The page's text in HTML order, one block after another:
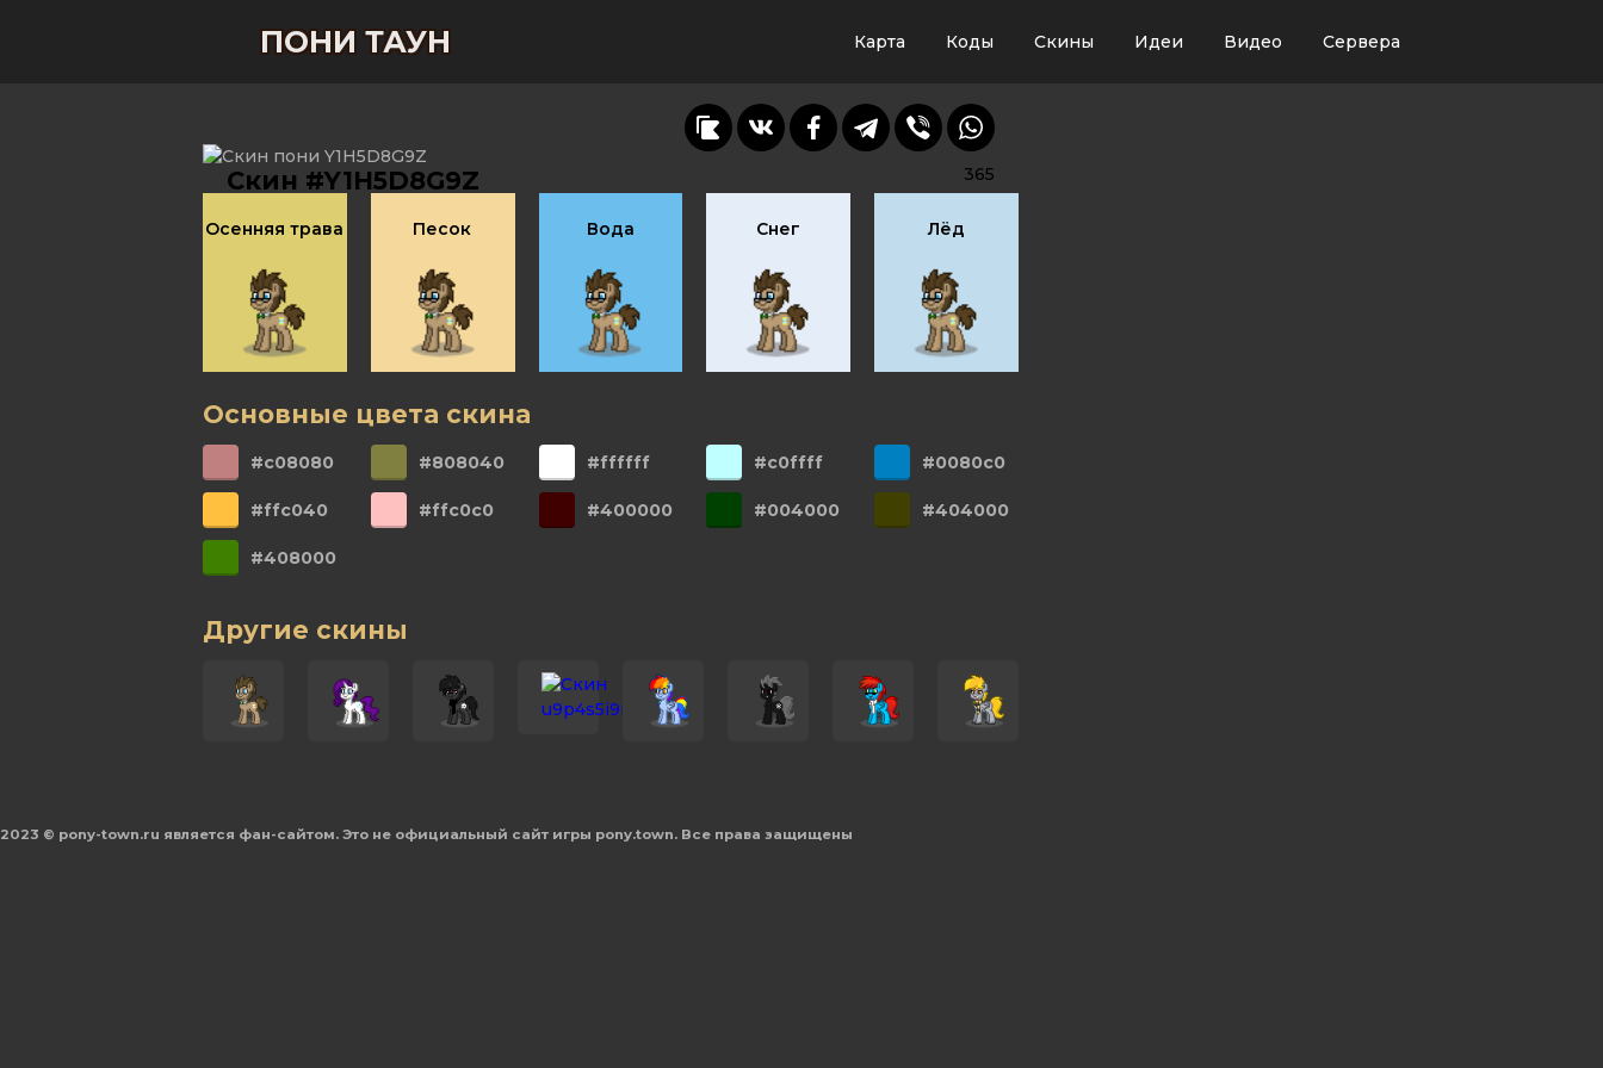
ПОНИ ТАУН Карта Коды Скины Идеи Видео Сервера
Скин #Y1H5D8G9Z 365
Осенняя трава Песок Вода Снег Лёд
Основные цвета скина
#c08080 #808040 #ffffff #c0ffff #0080c0
#ffc040 #ffc0c0 #400000 #004000 #404000
#408000
Другие скины
2023 © pony-town.ru является фан-сайтом. Это не официальный сайт игры pony.town. Все права защищены